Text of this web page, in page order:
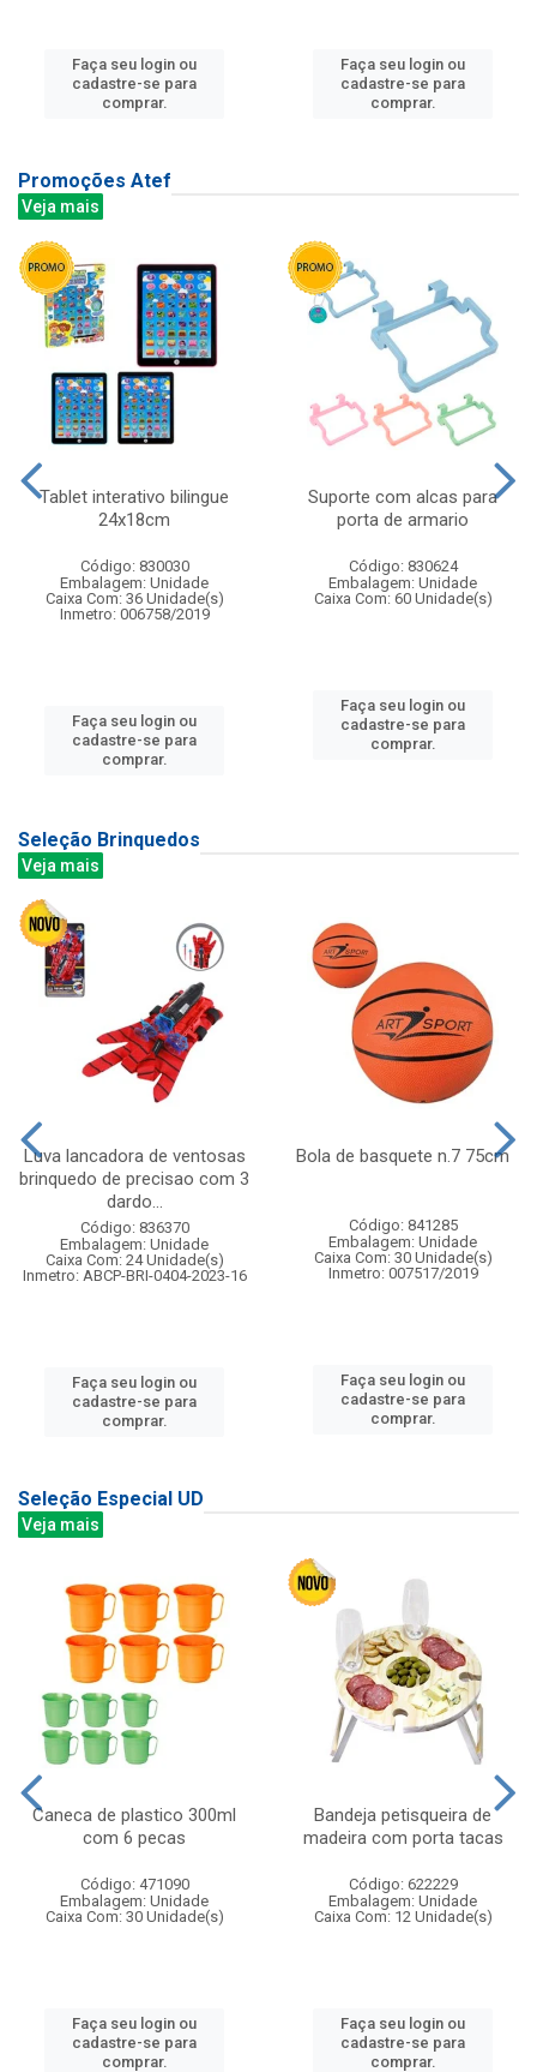
Faça seu login ou
cadastre-se para
comprar.
Faça seu login ou
cadastre-se para
comprar.
Promoções Atef
Veja mais
Tablet interativo bilingue
24x18cm
Código: 830030
Embalagem: Unidade
Caixa Com: 36 Unidade(s)
Inmetro: 006758/2019
Faça seu login ou
cadastre-se para
comprar.
Suporte com alcas para
porta de armario
Código: 830624
Embalagem: Unidade
Caixa Com: 60 Unidade(s)
Faça seu login ou
cadastre-se para
comprar.
Seleção Brinquedos
Veja mais
Luva lancadora de ventosas
brinquedo de precisao com 3
dardo...
Código: 836370
Embalagem: Unidade
Caixa Com: 24 Unidade(s)
Inmetro: ABCP-BRI-0404-2023-16
Faça seu login ou
cadastre-se para
comprar.
Bola de basquete n.7 75cm
Código: 841285
Embalagem: Unidade
Caixa Com: 30 Unidade(s)
Inmetro: 007517/2019
Faça seu login ou
cadastre-se para
comprar.
Seleção Especial UD
Veja mais
Caneca de plastico 300ml
com 6 pecas
Código: 471090
Embalagem: Unidade
Caixa Com: 30 Unidade(s)
Faça seu login ou
cadastre-se para
comprar.
Bandeja petisqueira de
madeira com porta tacas
Código: 622229
Embalagem: Unidade
Caixa Com: 12 Unidade(s)
Faça seu login ou
cadastre-se para
comprar.